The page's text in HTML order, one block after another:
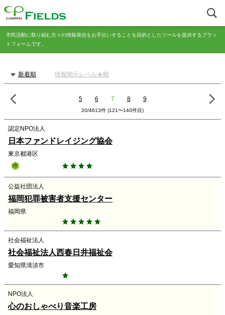
市民活動に取り組む方々の情報発信をお手伝いすることを目的としたツールを提供するプラッ
トフォームです。
新着順 情報開示レベル★ 順
5 6 7 8 9
20/4613件 (121〜140件目)
認定NPO法人
日本ファンドレイジング協会
東京都港区
公益社団法人
福岡犯罪被害者支援センター
福岡県
社会福祉法人
社会福祉法人西春日井福祉会
愛知県清須市
NPO法人
心のおしゃべり音楽工房